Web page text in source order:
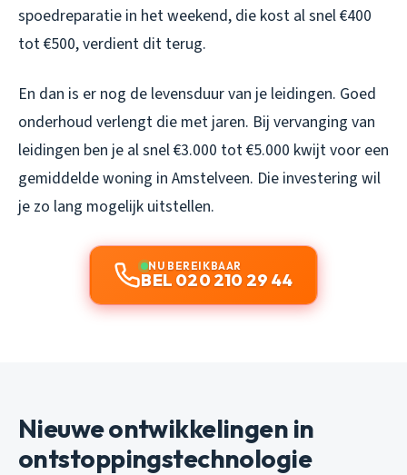
spoedreparatie in het weekend, die kost al snel €400
tot €500, verdient dit terug.
En dan is er nog de levensduur van je leidingen. Goed
onderhoud verlengt die met jaren. Bij vervanging van
leidingen ben je al snel €3.000 tot €5.000 kwijt voor een
gemiddelde woning in Amstelveen. Die investering wil
je zo lang mogelijk uitstellen.
NU BEREIKBAAR
BEL 020 210 29 44
Nieuwe ontwikkelingen in
ontstoppingstechnologie